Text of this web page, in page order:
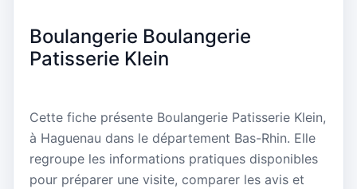
Boulangerie Boulangerie
Patisserie Klein
Cette fiche présente Boulangerie Patisserie Klein,
à Haguenau dans le département Bas-Rhin. Elle
regroupe les informations pratiques disponibles
pour préparer une visite, comparer les avis et